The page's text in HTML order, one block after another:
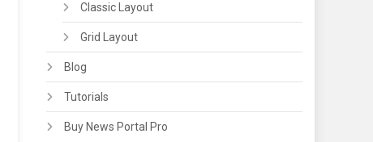
Classic Layout
Grid Layout
Blog
Tutorials
Buy News Portal Pro